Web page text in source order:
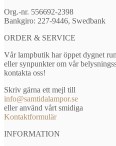
Org.-nr. 556692-2398
Bankgiro: 227-9446, Swedbank
ORDER & SERVICE
Vår lampbutik har öppet dygnet
eller synpunkter om vår
kontakta oss!
Skriv gärna ett mejl till
info@samtidalampor.se
eller använd vårt smidiga
Kontaktformulär
INFORMATION